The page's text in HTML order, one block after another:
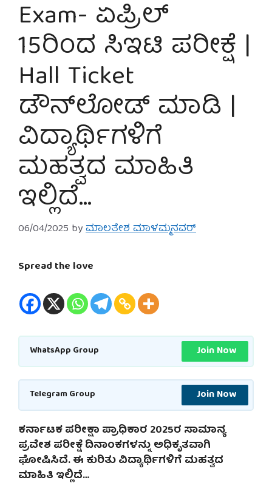
Exam- ಏಪ್ರಿಲ್
15ರಿಂದ ಸಿಇಟಿ ಪರೀಕ್ಷೆ |
Hall Ticket
ಡೌನ್‌ಲೋಡ್ ಮಾಡಿ |
ವಿದ್ಯಾರ್ಥಿಗಳಿಗೆ
ಮಹತ್ವದ ಮಾಹಿತಿ
ಇಲ್ಲಿದೆ…
06/04/2025 byಮಾಲತೇಶ ಮಾಳಮ್ಮನವರ್
Spread the love
WhatsApp Group Join Now
Telegram Group Join Now
ಕರ್ನಾಟಕ ಪರೀಕ್ಷಾ ಪ್ರಾಧಿಕಾರ 2025ರ ಸಾಮಾನ್ಯ
ಪ್ರವೇಶ ಪರೀಕ್ಷೆ ದಿನಾಂಕಗಳನ್ನು ಅಧಿಕೃತವಾಗಿ
ಘೋಷಿಸಿದೆ. ಈ ಕುರಿತು ವಿದ್ಯಾರ್ಥಿಗಳಿಗೆ ಮಹತ್ವದ
ಮಾಹಿತಿ ಇಲ್ಲಿದೆ…